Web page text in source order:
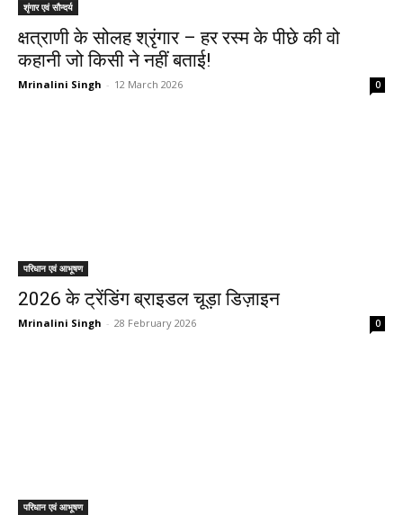
शृंगार एवं सौन्दर्य
क्षत्राणी के सोलह श्रृंगार – हर रस्म के पीछे की वो
कहानी जो किसी ने नहीं बताई!
Mrinalini Singh - 12 March 2026 0
परिधान एवं आभूषण
2026 के ट्रेंडिंग ब्राइडल चूड़ा डिज़ाइन
Mrinalini Singh - 28 February 2026 0
परिधान एवं आभूषण